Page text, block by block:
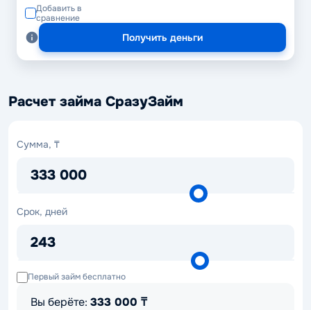
Добавить в
сравнение
Получить деньги
Расчет займа СразуЗайм
Сумма, ₸
333 000
Сумма,
Срок, дней
243
Срок,
Первый займ бесплатно
Вы берёте: 333 000 ₸